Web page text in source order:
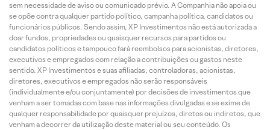
sem necessidade de aviso ou comunicado prévio. A Companhia não apoia ou
se opõe contra qualquer partido político, campanha política, candidatos ou
funcionários públicos. Sendo assim, XP Investimentos não está autorizada a
doar fundos, propriedades ou quaisquer recursos para partidos ou
candidatos políticos e tampouco fará reembolsos para acionistas, diretores,
executivos e empregados com relação a contribuições ou gastos neste
sentido. XP Investimentos e suas afiliadas, controladoras, acionistas,
diretores, executivos e empregados não serão responsáveis
(individualmente e/ou conjuntamente) por decisões de investimentos que
venham a ser tomadas com base nas informações divulgadas e se exime de
qualquer responsabilidade por quaisquer prejuízos, diretos ou indiretos, que
venham a decorrer da utilização deste material ou seu conteúdo. Os